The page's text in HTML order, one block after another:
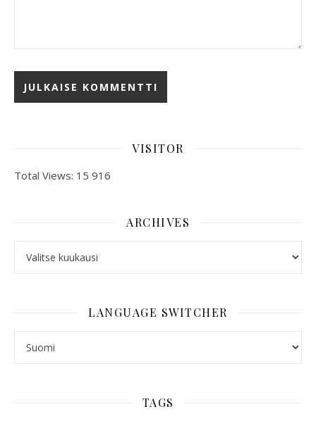
VISITOR
Total Views: 15 916
ARCHIVES
LANGUAGE SWITCHER
TAGS